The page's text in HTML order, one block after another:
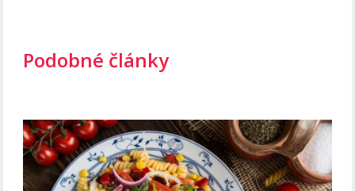
Podobné články